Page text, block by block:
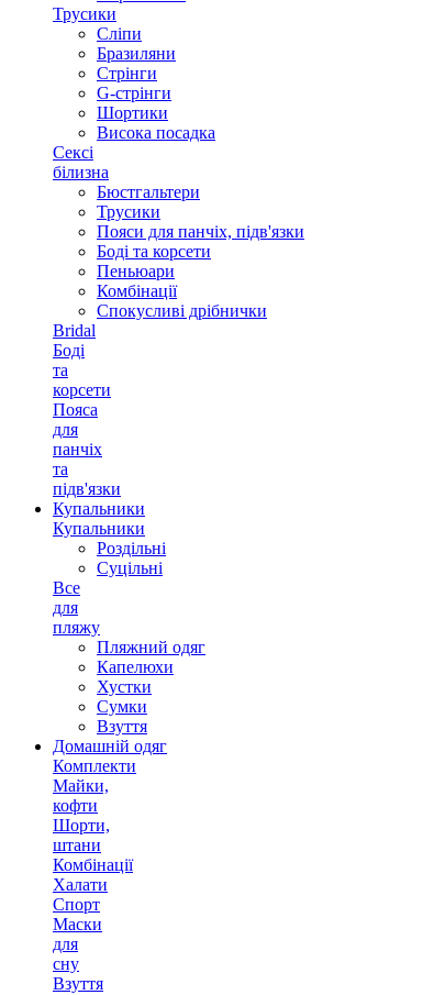
Трусики
Сліпи
Бразиляни
Стрінги
G-стрінги
Шортики
Висока посадка
Сексі
білизна
Бюстгальтери
Трусики
Пояси для панчіх, підв'язки
Боді та корсети
Пеньюари
Комбінації
Спокусливі дрібнички
Bridal
Боді
та
корсети
Пояса
для
панчіх
та
підв'язки
Купальники
Купальники
Роздільні
Суцільні
Все
для
пляжу
Пляжний одяг
Капелюхи
Хустки
Сумки
Взуття
Домашній одяг
Комплекти
Майки,
кофти
Шорти,
штани
Комбінації
Халати
Спорт
Маски
для
сну
Взуття